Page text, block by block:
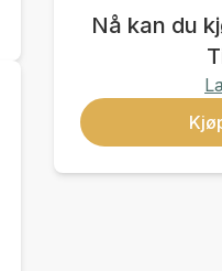
Nå kan du